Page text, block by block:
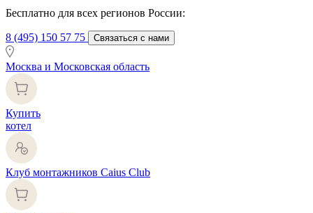
Бесплатно для всех регионов России:
8 (495) 150 57 75 Связаться с нами
Москва и Московская область
Купить
котел
Клуб монтажников Caius Club